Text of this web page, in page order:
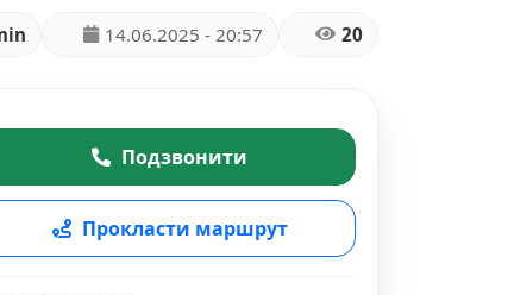
14.06.2025 - 20:57 20
Подзвонити
Прокласти маршрут